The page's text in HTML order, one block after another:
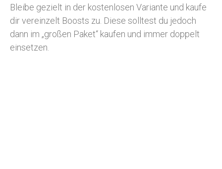
Bleibe gezielt in der kostenlosen Variante und kaufe
dir vereinzelt Boosts zu. Diese solltest du jedoch
dann im „großen Paket“ kaufen und immer doppelt
einsetzen.